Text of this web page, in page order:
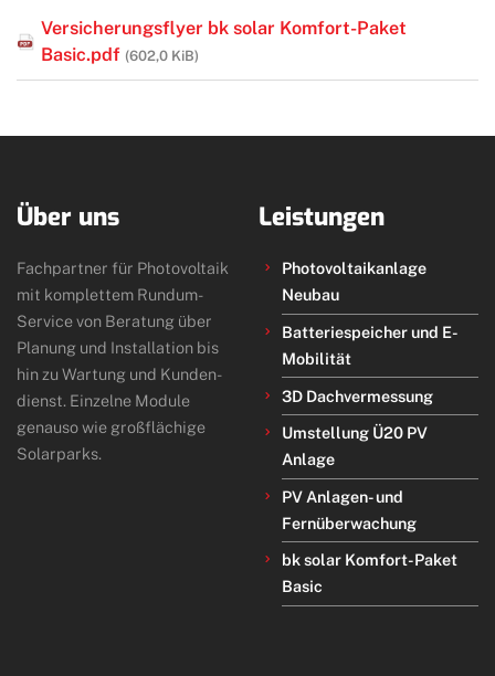
Versicherungsflyer bk solar Komfort-Paket
Basic.pdf (602,0 KiB)
Über uns
Fachpartner für Photo­voltaik
mit kom­plet­tem Rundum-
Service von Beratung über
Planung und Instal­lation bis
hin zu Wartung und Kunden­
dienst. Einzelne Module
genauso wie groß­flächige
Solar­parks.
Leistungen
Photovoltaikanlage
Neubau
Batteriespeicher und E-
Mobilität
3D Dachvermessung
Umstellung Ü20 PV
Anlage
PV Anlagen- und
Fernüberwachung
bk solar Komfort-Paket
Basic